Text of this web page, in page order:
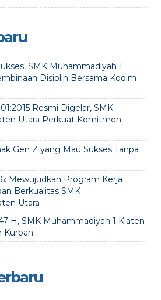
SMK Muhammadiyah 1
Disiplin Bersama Kodim
Resmi Digelar, SMK
Utara Perkuat Komitmen
Gen Z yang Mau Sukses Tanpa
Mewujudkan Program Kerja
Berkualitas SMK
Utara
H, SMK Muhammadiyah 1 Klaten
Kurban